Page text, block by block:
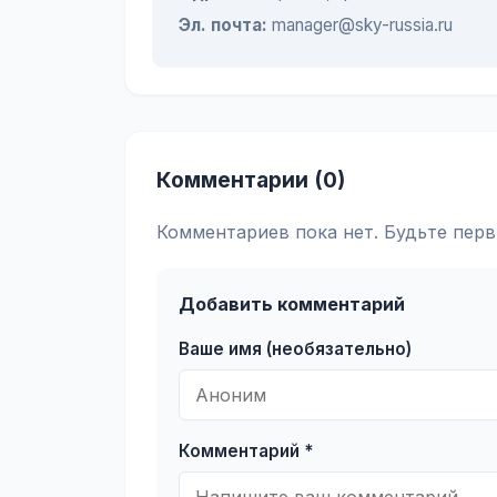
Эл. почта: manager@sky-russia.ru
Комментарии (0)
Комментариев пока нет. Будьте
Добавить комментарий
Ваше имя (необязательно)
Комментарий *